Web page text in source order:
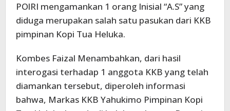
POlRI mengamankan 1 orang Inisial “A.S” yang
diduga merupakan salah satu pasukan dari KKB
pimpinan Kopi Tua Heluka.
Kombes Faizal Menambahkan, dari hasil
interogasi terhadap 1 anggota KKB yang telah
diamankan tersebut, diperoleh informasi
bahwa, Markas KKB Yahukimo Pimpinan Kopi